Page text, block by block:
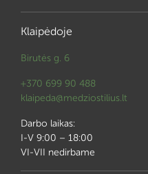
Klaipėdoje
Birutės g. 6
+370 699 90 488
klaipeda@medziostilius.lt
Darbo laikas:
I-V 9:00 – 18:00
VI-VII nedirbame